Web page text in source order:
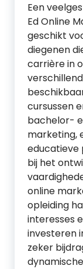
Een
Ed Online
geschikt
diegenen
carrière in
cursussen
bachelor-
marketing,
educatieve
bij het
online
opleiding
interesses
investeren
zeker